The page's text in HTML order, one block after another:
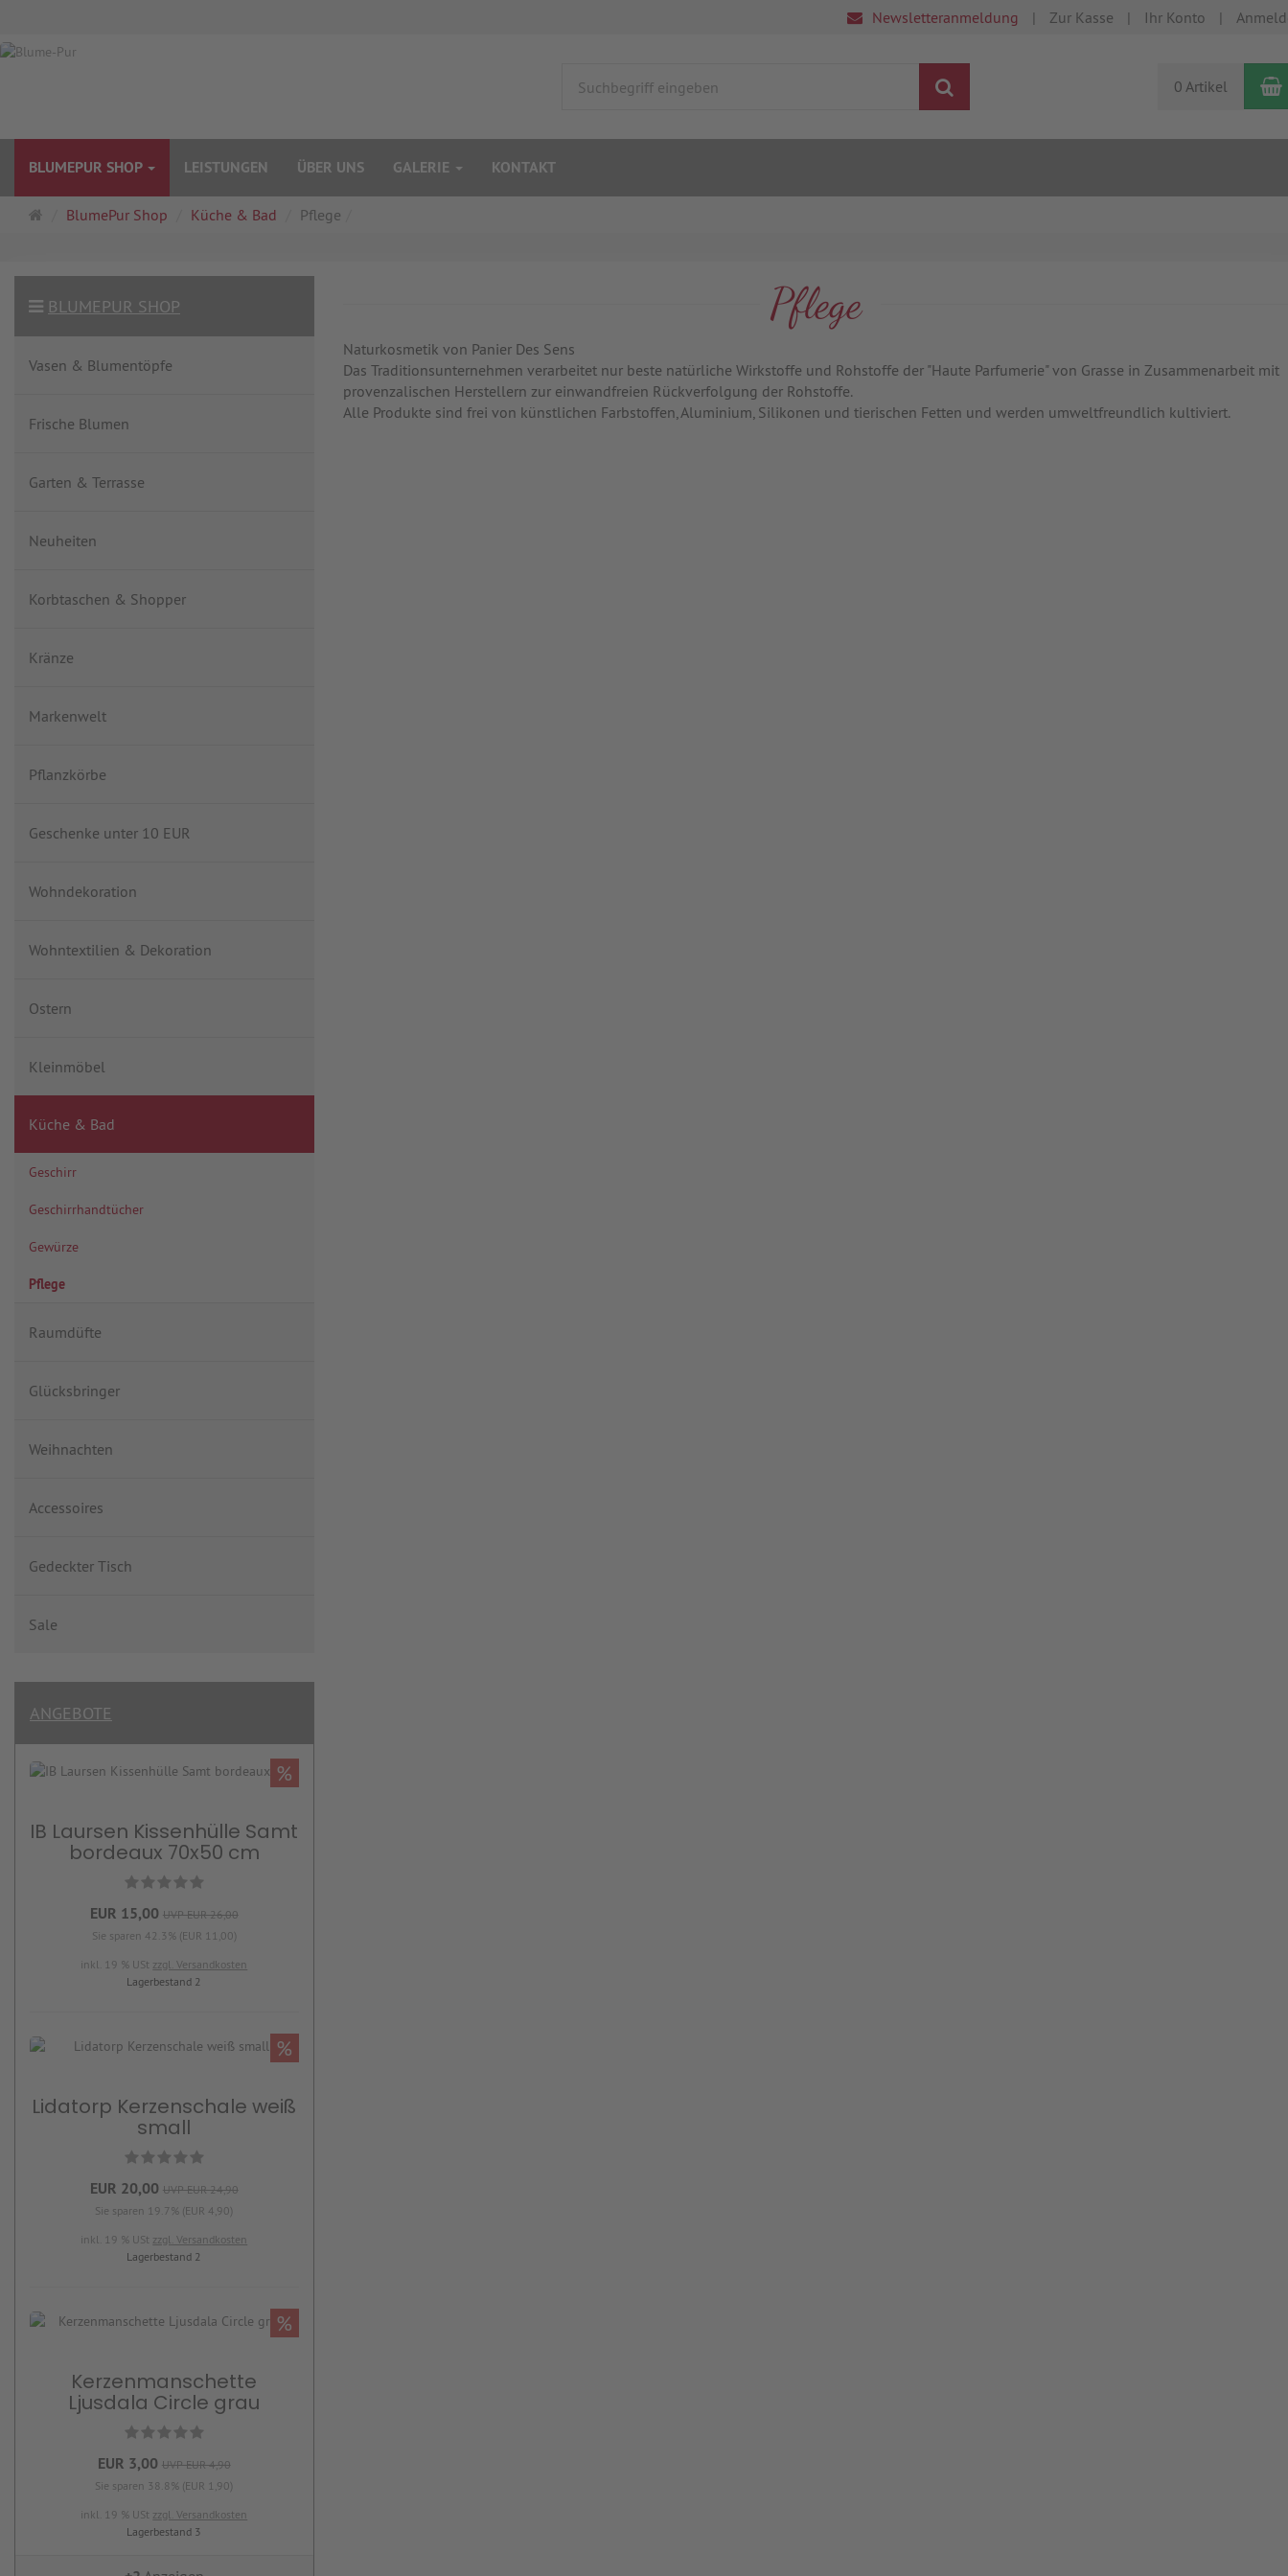
Newsletteranmeldung Zur Kasse Ihr Konto
0 Artikel
BLUMEPUR SHOP LEISTUNGEN ÜBER UNS GALERIE KONTAKT
Startseite
BlumePur Shop Küche & Bad Pflege
Pflege
Naturkosmetik von Panier Des Sens
Das Traditionsunternehmen verarbeitet nur beste natürliche Wirkstoffe und Rohstoffe der "Haute Parfumerie" von Grasse in Zusammenarbeit mit
provenzalischen Herstellern zur einwandfreien Rückverfolgung der Rohstoffe.
Alle Produkte sind frei von künstlichen Farbstoffen, Aluminium, Silikonen und tierischen Fetten und werden umweltfreundlich kultiviert.
BLUMEPUR SHOP
Vasen & Blumentöpfe
Frische Blumen
Garten & Terrasse
Neuheiten
Korbtaschen & Shopper
Kränze
Markenwelt
Pflanzkörbe
Geschenke unter 10 EUR
Wohndekoration
Wohntextilien & Dekoration
Ostern
Kleinmöbel
Küche & Bad
Geschirr
Geschirrhandtücher
Gewürze
Pflege
Raumdüfte
Glücksbringer
Weihnachten
Accessoires
Gedeckter Tisch
Sale
ANGEBOTE
IB Laursen Kissenhülle Samt
bordeaux 70x50 cm
EUR 15,00 UVP EUR 26,00
Sie sparen 42.3% (EUR 11,00)
inkl. 19 % USt zzgl. Versandkosten
Lagerbestand 2
%
Lidatorp Kerzenschale weiß
small
EUR 20,00 UVP EUR 24,90
Sie sparen 19.7% (EUR 4,90)
inkl. 19 % USt zzgl. Versandkosten
Lagerbestand 2
%
Kerzenmanschette
Ljusdala Circle grau
EUR 3,00 UVP EUR 4,90
Sie sparen 38.8% (EUR 1,90)
inkl. 19 % USt zzgl. Versandkosten
Lagerbestand 3
%